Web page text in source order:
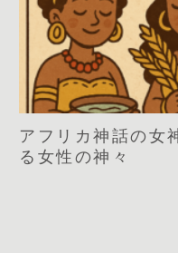
アフリカ神話の女
る女性の神々